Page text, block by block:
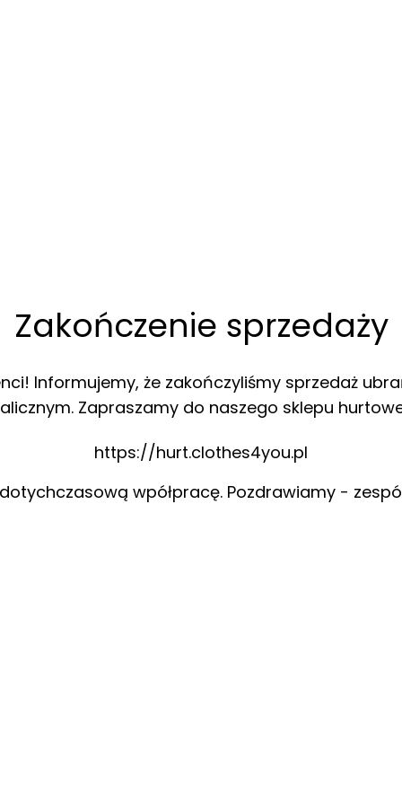
Zakończenie sprzedaży
Informujemy, że zakończyliśmy sprzedaż
Zapraszamy do naszego sklepu
https://hurt.clothes4you.pl
wpółpracę. Pozdrawiamy -